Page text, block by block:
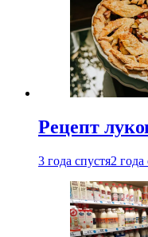
Рецепт
3 года спустя2 года